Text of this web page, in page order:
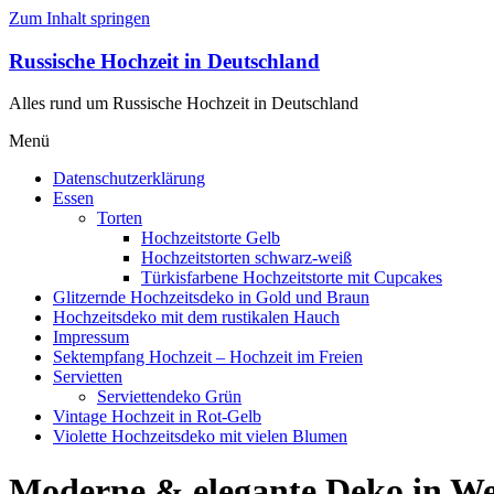
Zum Inhalt springen
Russische Hochzeit in Deutschland
Alles rund um Russische Hochzeit in Deutschland
Menü
Datenschutzerklärung
Essen
Torten
Hochzeitstorte Gelb
Hochzeitstorten schwarz-weiß
Türkisfarbene Hochzeitstorte mit Cupcakes
Glitzernde Hochzeitsdeko in Gold und Braun
Hochzeitsdeko mit dem rustikalen Hauch
Impressum
Sektempfang Hochzeit – Hochzeit im Freien
Servietten
Serviettendeko Grün
Vintage Hochzeit in Rot-Gelb
Violette Hochzeitsdeko mit vielen Blumen